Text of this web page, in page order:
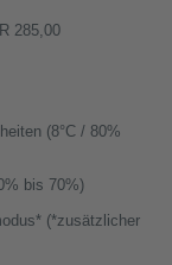
285,00
(8°C / 80%
bis 70%)
(*zusätzlicher